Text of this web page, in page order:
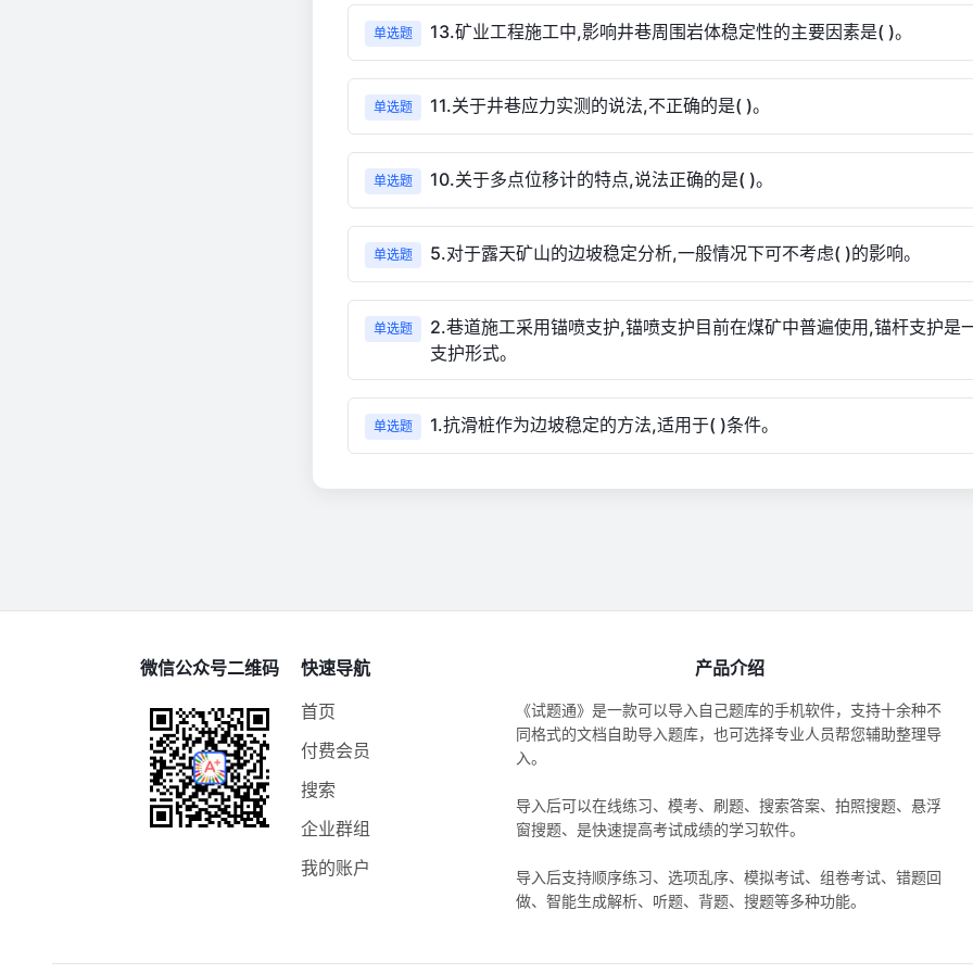
单选题 13.矿业工程施工中,影响井巷周围岩体稳定性的主要因素是( )。
单选题 11.关于井巷应力实测的说法,不正确的是( )。
单选题 10.关于多点位移计的特点,说法正确的是( )。
单选题 5.对于露天矿山的边坡稳定分析,一般情况下可不考虑( )的影响。
单选题
2.巷道施工采用锚喷支护,锚喷支护目前在煤矿中普遍使用,锚杆支护是
支护形式。
单选题 1.抗滑桩作为边坡稳定的方法,适用于( )条件。
微信公众号二维码
快速导航
首页
付费会员
搜索
企业群组
我的账户
产品介绍
《试题通》是一款可以导入自己题库的手机软件，支持十余种不
同格式的文档自助导入题库，也可选择专业人员帮您辅助整理导
入。
导入后可以在线练习、模考、刷题、搜索答案、拍照搜题、悬浮
窗搜题、是快速提高考试成绩的学习软件。
导入后支持顺序练习、选项乱序、模拟考试、组卷考试、错题回
做、智能生成解析、听题、背题、搜题等多种功能。